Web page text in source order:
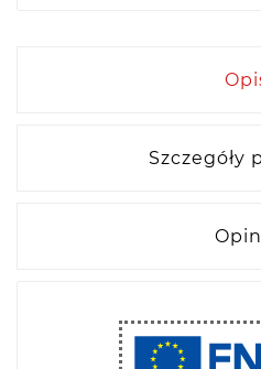
Szczegóły